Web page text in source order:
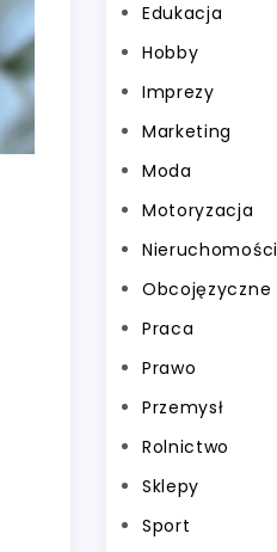
Edukacja
Hobby
Imprezy
Marketing
Moda
Motoryzacja
Nieruchomości
Obcojęzyczne
Praca
Prawo
Przemysł
Rolnictwo
Sklepy
Sport